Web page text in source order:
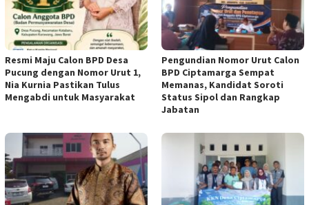
Resmi Maju Calon BPD Desa
Pucung dengan Nomor Urut 1,
Nia Kurnia Pastikan Tulus
Mengabdi untuk Masyarakat
Pengundian Nomor Urut Calon
BPD Ciptamarga Sempat
Memanas, Kandidat Soroti
Status Sipol dan Rangkap
Jabatan